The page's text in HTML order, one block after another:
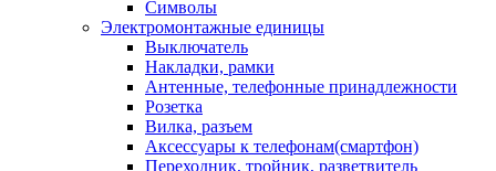
Символы
Электромонтажные единицы
Выключатель
Накладки, рамки
Антенные, телефонные принадлежности
Розетка
Вилка, разъем
Аксессуары к телефонам(смартфон)
Переходник, тройник, разветвитель